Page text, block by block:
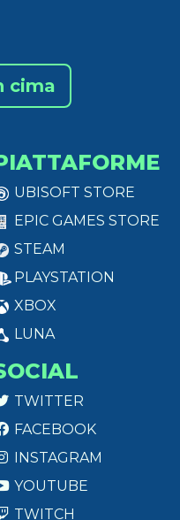
cima
UBISOFT STORE
EPIC GAMES STORE
STEAM
PLAYSTATION
XBOX
LUNA
TWITTER
FACEBOOK
INSTAGRAM
YOUTUBE
TWITCH